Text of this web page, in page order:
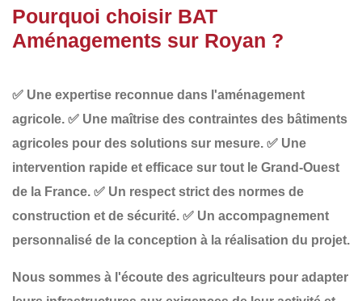
Pourquoi choisir BAT
Aménagements sur Royan ?
✅ Une expertise reconnue dans l'aménagement
agricole. ✅ Une maîtrise des contraintes des bâtiments
agricoles pour des solutions sur mesure. ✅ Une
intervention rapide et efficace sur tout le Grand-Ouest
de la France. ✅ Un respect strict des normes de
construction et de sécurité. ✅ Un accompagnement
personnalisé de la conception à la réalisation du projet.
Nous sommes à l'écoute des agriculteurs pour adapter